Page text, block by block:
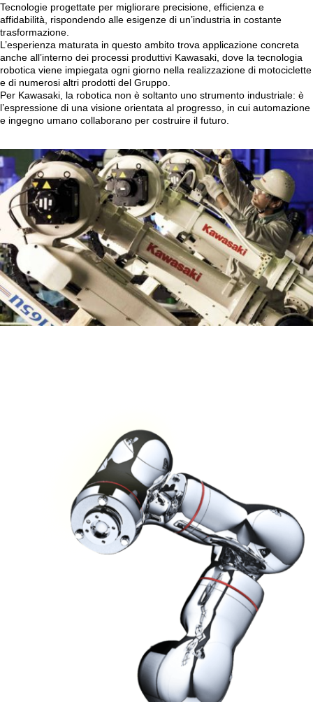
Tecnologie progettate per migliorare precisione, efficienza e
affidabilità, rispondendo alle esigenze di un’industria in costante
trasformazione.
L’esperienza maturata in questo ambito trova applicazione concreta
anche all’interno dei processi produttivi Kawasaki, dove la tecnologia
robotica viene impiegata ogni giorno nella realizzazione di motociclette
e di numerosi altri prodotti del Gruppo.
Per Kawasaki, la robotica non è soltanto uno strumento industriale: è
l’espressione di una visione orientata al progresso, in cui automazione
e ingegno umano collaborano per costruire il futuro.